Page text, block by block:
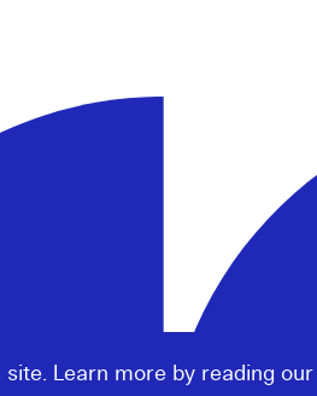
Learn more by reading our